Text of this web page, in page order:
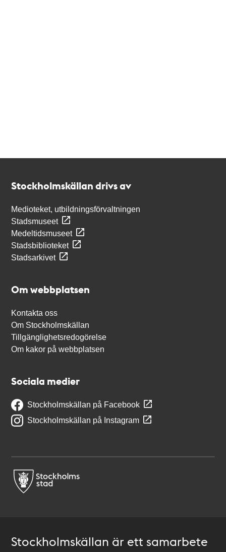
Stockholmskällan drivs av
Medioteket, utbildningsförvaltningen
Stadsmuseet
Medeltidsmuseet
Stadsbiblioteket
Stadsarkivet
Om webbplatsen
Kontakta oss
Om Stockholmskällan
Tillgänglighetsredogörelse
Om kakor på webbplatsen
Sociala medier
Stockholmskällan på Facebook
Stockholmskällan på Instagram
Stockholmskällan är ett samarbete